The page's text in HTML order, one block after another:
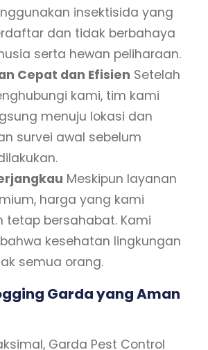
insektisida yang
dan tidak berbahaya
serta hewan peliharaan.
Cepat dan Efisien Setelah
kami, tim kami
menuju lokasi dan
survei awal sebelum
Meskipun layanan
harga yang kami
tetap bersahabat. Kami
kesehatan lingkungan
semua orang.
Garda yang Aman
Garda Pest Control